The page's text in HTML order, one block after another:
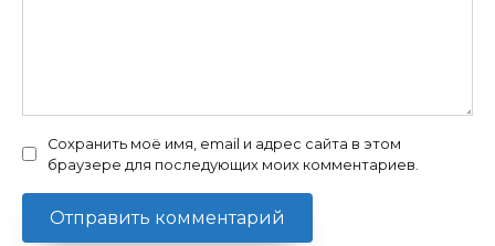
Сохранить моё имя, email и адрес сайта в этом
браузере для последующих моих комментариев.